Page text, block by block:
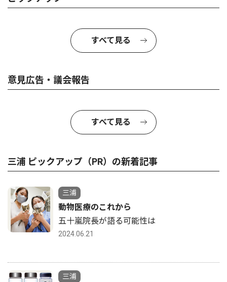
すべて見る
意見広告・議会報告
すべて見る
三浦 ピックアップ（PR）の新着記事
三浦
動物医療のこれから
五十嵐院長が語る可能性は
2024.06.21
三浦